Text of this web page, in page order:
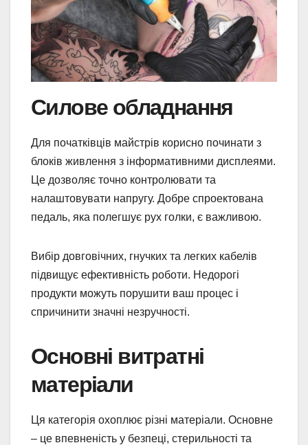
Силове обладнання
Для початківців майстрів корисно починати з
блоків живлення з інформативними дисплеями.
Це дозволяє точно контролювати та
налаштовувати напругу. Добре спроектована
педаль, яка полегшує рух голки, є важливою.
Вибір довговічних, гнучких та легких кабелів
підвищує ефективність роботи. Недорогі
продукти можуть порушити ваш процес і
спричинити значні незручності.
Основні витратні
матеріали
Ця категорія охоплює різні матеріали. Основне
– це впевненість у безпеці, стерильності та